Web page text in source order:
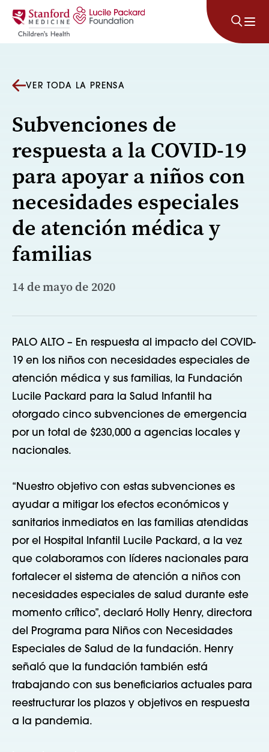
Saltar al contenido
VER TODA LA PRENSA
Subvenciones de
respuesta a la COVID-19
para apoyar a niños con
necesidades especiales
de atención médica y
familias
14 de mayo de 2020
PALO ALTO – En respuesta al impacto del COVID-
19 en los niños con necesidades especiales de
atención médica y sus familias, la Fundación
Lucile Packard para la Salud Infantil ha
otorgado cinco subvenciones de emergencia
por un total de $230,000 a agencias locales y
nacionales.
“Nuestro objetivo con estas subvenciones es
ayudar a mitigar los efectos económicos y
sanitarios inmediatos en las familias atendidas
por el Hospital Infantil Lucile Packard, a la vez
que colaboramos con líderes nacionales para
fortalecer el sistema de atención a niños con
necesidades especiales de salud durante este
momento crítico”, declaró Holly Henry, directora
del Programa para Niños con Necesidades
Especiales de Salud de la fundación. Henry
señaló que la fundación también está
trabajando con sus beneficiarios actuales para
reestructurar los plazos y objetivos en respuesta
a la pandemia.